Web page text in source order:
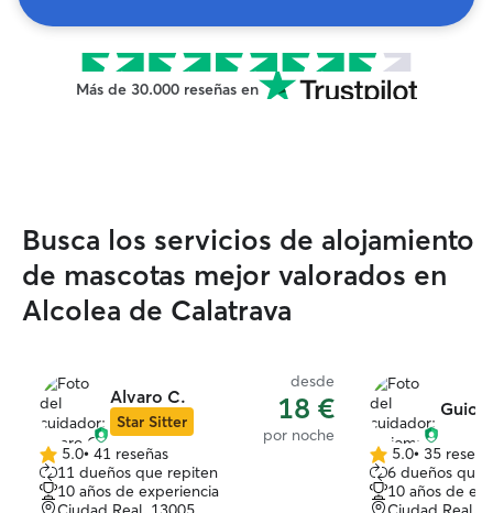
Más de 30.000 reseñas en
Busca los servicios de alojamiento
de mascotas mejor valorados en
Alcolea de Calatrava
Alvaro C.
Star Sitter
desde
18 €
por noche
5.0
de
5
5.0• 41 reseñas
11 dueños que repiten
10 años de experiencia
5.0
de
5
5.0• 35
6 dueños que
10 años de